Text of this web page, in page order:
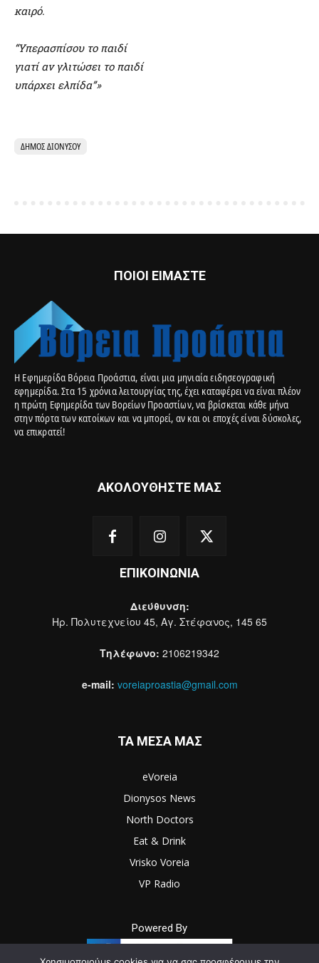
καιρό.
“Υπερασπίσου το παιδί
γιατί αν γλιτώσει το παιδί
υπάρχει ελπίδα”»
ΔΉΜΟΣ ΔΙΟΝΎΣΟΥ
ΠΟΙΟΙ ΕΙΜΑΣΤΕ
Η Εφημερίδα Βόρεια Προάστια, είναι μια μηνιαία ειδησεογραφική
εφημερίδα. Στα 15 χρόνια λειτουργίας της, έχει καταφέρει να είναι πλέον
η πρώτη Εφημερίδα των Βορείων Προαστίων, να βρίσκεται κάθε μήνα
στην πόρτα των κατοίκων και να μπορεί, αν και οι εποχές είναι δύσκολες,
να επικρατεί!
ΑΚΟΛΟΥΘΗΣΤΕ ΜΑΣ
ΕΠΙΚΟΙΝΩΝΙΑ
Διεύθυνση:
Ηρ. Πολυτεχνείου 45, Αγ. Στέφανος, 145 65
Τηλέφωνο: 2106219342
e-mail: voreiaproastia@gmail.com
ΤΑ ΜΕΣΑ ΜΑΣ
eVoreia
Dionysos News
North Doctors
Eat & Drink
Vrisko Voreia
VP Radio
Powered By